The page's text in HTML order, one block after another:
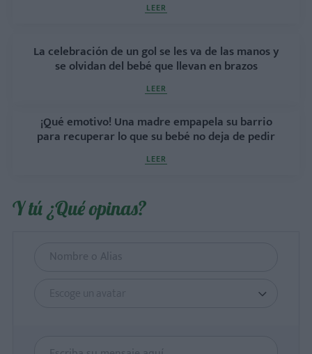
LEER
La celebración de un gol se les va de las manos y
se olvidan del bebé que llevan en brazos
LEER
¡Qué emotivo! Una madre empapela su barrio
para recuperar lo que su bebé no deja de pedir
LEER
Y tú ¿Qué opinas?
Escoge un avatar